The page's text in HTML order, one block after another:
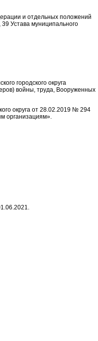
и отдельных положений
Устава муниципального
городского округа
войны, труда, Вооруженных
округа от 28.02.2019 № 294
организациям».